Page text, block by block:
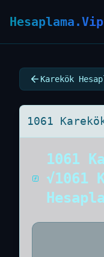
Hesaplama.Vip
Karekök
1061
1061
√1061